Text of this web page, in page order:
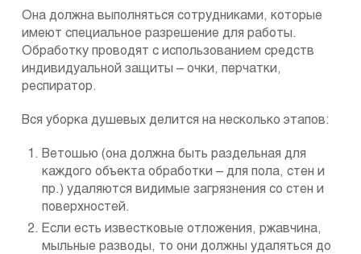
Она должна выполняться сотрудниками, которые
имеют специальное разрешение для работы.
Обработку проводят с использованием средств
индивидуальной защиты – очки, перчатки,
респиратор.
Вся уборка душевых делится на несколько этапов:
Ветошью (она должна быть раздельная для
каждого объекта обработки – для пола, стен и
пр.) удаляются видимые загрязнения со стен и
поверхностей.
Если есть известковые отложения, ржавчина,
мыльные разводы, то они должны удаляться до